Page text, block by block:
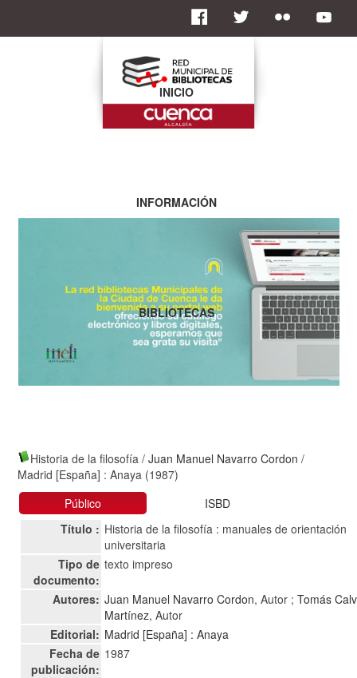
Historia de la filosofía /Juan Manuel Navarro Cordon /
Madrid [España] : Anaya (1987)
Público
ISBD
Título : Historia de la filosofía : manuales de orientación
universitaria
Tipo de
documento:
texto impreso
Autores: Juan Manuel Navarro Cordon, Autor ;Tomás
Martínez, Autor
Editorial: Madrid [España] : Anaya
Fecha de
publicación:
1987
INICIO
INFORMACIÓN
BIBLIOTECAS